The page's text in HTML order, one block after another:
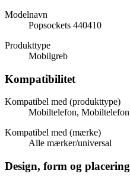
Modelnavn
Popsockets 440410
Produkttype
Mobilgreb
Kompatibilitet
Kompatibel med (produkttype)
Mobiltelefon, Mobiltelefon
Kompatibel med (mærke)
Alle mærker/universal
Design, form og placering